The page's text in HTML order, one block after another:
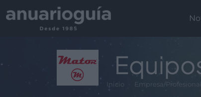
Inicio Empresa/Profesional